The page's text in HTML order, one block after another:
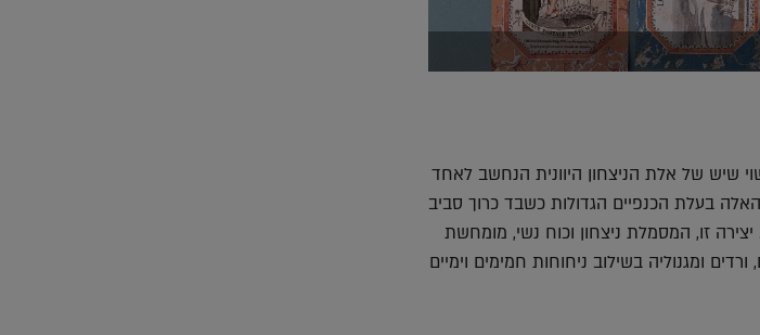
שיש של אלת הניצחון היוונית הנחשב לאחד
בעלת הכנפיים הגדולות כשבד כרוך סביב
זו, המסמלת ניצחון וכוח נשי, מומחשת
ומגנוליה בשילוב ניחוחות חמימים וימיים